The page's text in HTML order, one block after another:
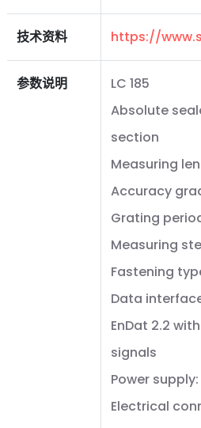
技术资料 https://
参数说明
LC 185
Absolute
section
Measuring
Accuracy
Grating
Measuring
Fastening
Data
EnDat 2.2
signals
Power supply:
Electrical